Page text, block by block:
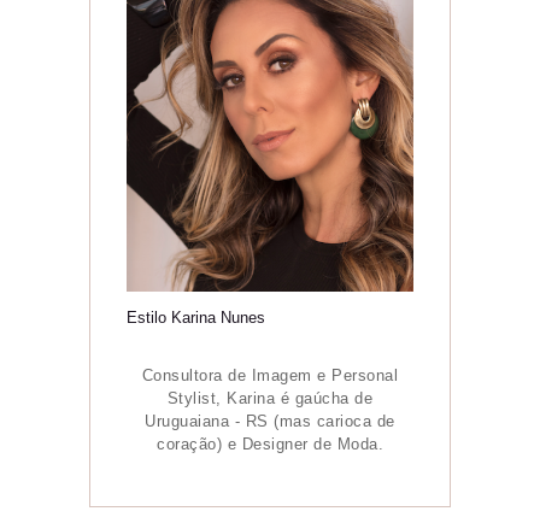
Estilo Karina Nunes
Consultora de Imagem e Personal
Stylist, Karina é gaúcha de
Uruguaiana - RS (mas carioca de
coração) e Designer de Moda.